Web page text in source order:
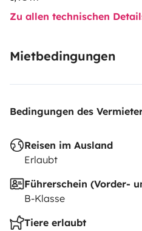
Zu allen technischen
Mietbedingungen
Bedingungen des
Reisen im Ausland
Erlaubt
Führerschein (Vorder-
B-Klasse
Tiere erlaubt